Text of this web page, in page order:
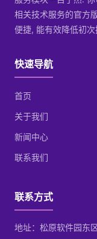
相关技术服务的官方
便捷, 能有效降低初
快速导航
首页
关于我们
新闻中心
联系我们
联系方式
地址：松原软件园东